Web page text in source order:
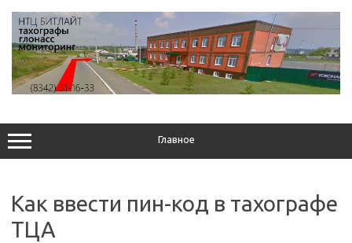
содержимому
Главное
Как ввести пин-код в тахографе
ТЦА